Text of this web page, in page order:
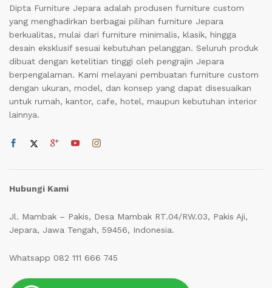
Dipta Furniture Jepara adalah produsen furniture custom
yang menghadirkan berbagai pilihan furniture Jepara
berkualitas, mulai dari furniture minimalis, klasik, hingga
desain eksklusif sesuai kebutuhan pelanggan. Seluruh produk
dibuat dengan ketelitian tinggi oleh pengrajin Jepara
berpengalaman. Kami melayani pembuatan furniture custom
dengan ukuran, model, dan konsep yang dapat disesuaikan
untuk rumah, kantor, cafe, hotel, maupun kebutuhan interior
lainnya.
Hubungi Kami
Jl. Mambak – Pakis, Desa Mambak RT.04/RW.03, Pakis Aji,
Jepara, Jawa Tengah, 59456, Indonesia.
Whatsapp 082 111 666 745